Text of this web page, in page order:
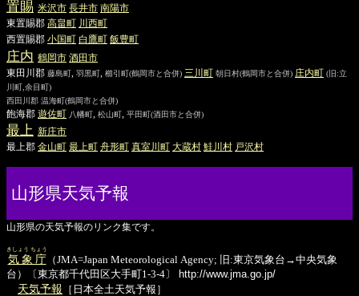
置賜 米沢市 長井市 南陽市
東置賜郡 高畠町 川西町
西置賜郡 小国町 白鷹町 飯豊町
庄内 鶴岡市 酒田市
東田川郡 藤島町 羽黒町 櫛引町(鶴岡市と合併) 三川 町 朝日村(鶴岡市と合併) 庄内町 (旧:立
川町,余目町)
西田川郡 温海町(鶴岡市と合併)
飽海郡 遊佐町 八幡町 松山町 平田町(酒田市と合併)
最上 新庄市
最上郡 金山町 最上町 舟形町 真室川 町 大蔵村 鮭川 村 戸沢村
山形県天気予報
山形県の天気予報のリンク集です。
気象庁
きしょう ちょう
（JMA=Japan Meteorological Agency; 旧:東京気象台→中央気象
台）〔東京都千代田区大手町1-3-4〕
http://www.jma.go.jp/
天気予報 ［日本全土天気予報］